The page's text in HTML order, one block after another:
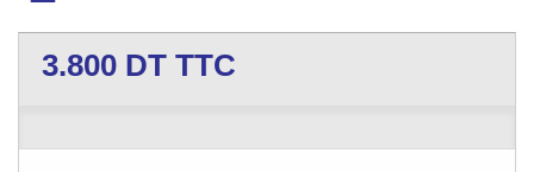
3.800 DT TTC